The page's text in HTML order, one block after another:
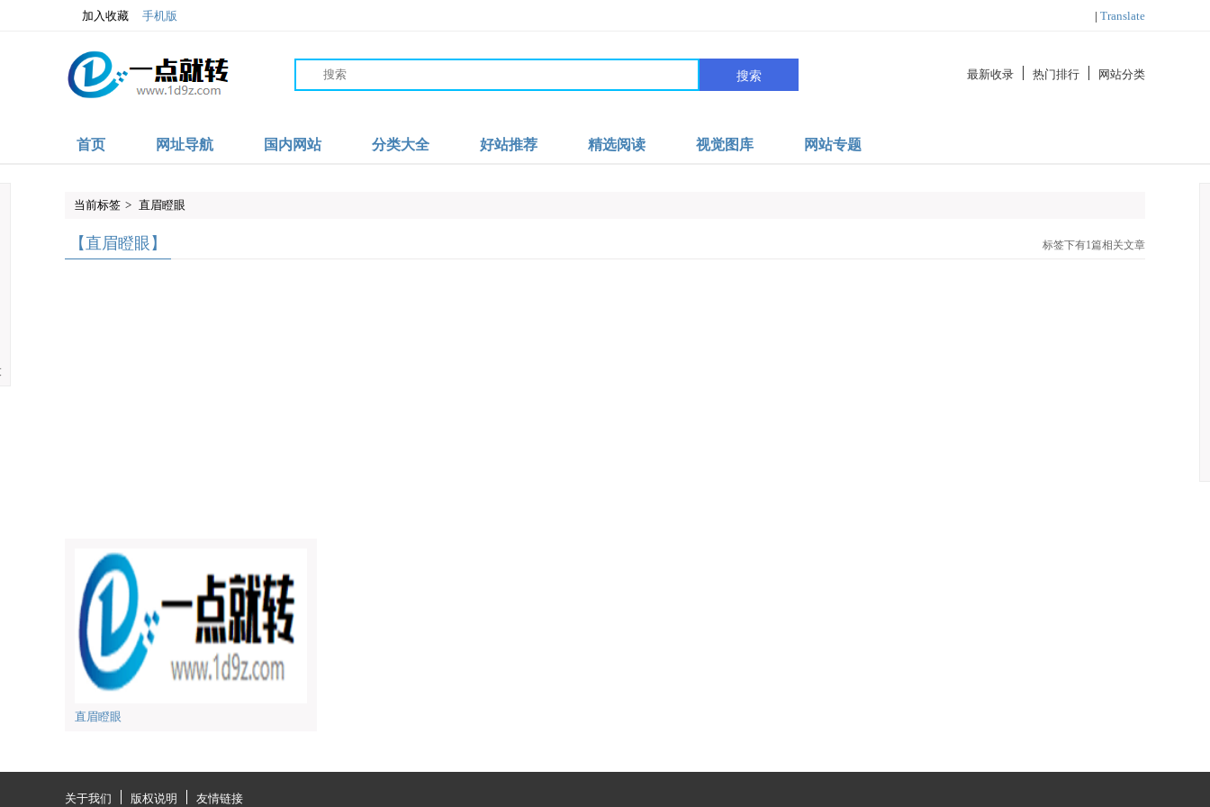
加入收藏 手机版 | Translate
搜索 最新收录 热门排行 网站分类
首页 网址导航 国内网站 分类大全 好站推荐 精选阅读 视觉图库 网站专题
当前标签 > 直眉瞪眼
【直眉瞪眼】 标签下有1篇相关文章
直眉瞪眼
关于我们 版权说明 友情链接